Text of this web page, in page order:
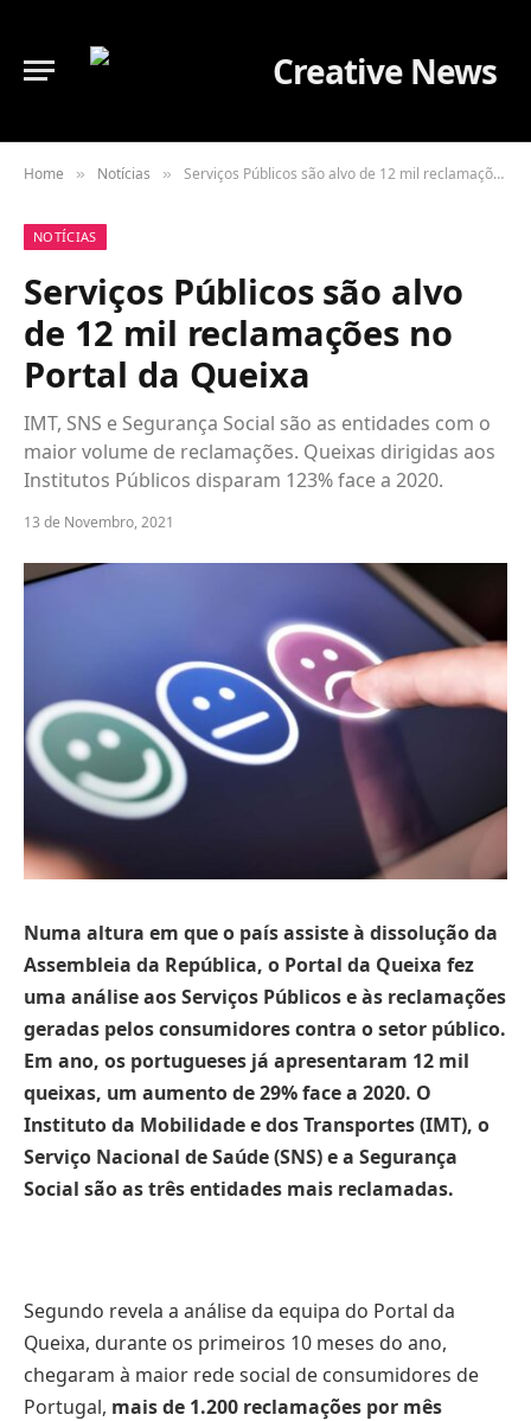
Home » Notícias » Serviços Públicos são alvo de 12 mil reclamações no Portal da Queixa
NOTÍCIAS
Serviços Públicos são alvo
de 12 mil reclamações no
Portal da Queixa
IMT, SNS e Segurança Social são as entidades com o
maior volume de reclamações. Queixas dirigidas aos
Institutos Públicos disparam 123% face a 2020.
13 de Novembro, 2021
Numa altura em que o país assiste à dissolução da
Assembleia da República, o Portal da Queixa fez
uma análise aos Serviços Públicos e às reclamações
geradas pelos consumidores contra o setor público.
Em ano, os portugueses já apresentaram 12 mil
queixas, um aumento de 29% face a 2020. O
Instituto da Mobilidade e dos Transportes (IMT), o
Serviço Nacional de Saúde (SNS) e a Segurança
Social são as três entidades mais reclamadas.
Segundo revela a análise da equipa do Portal da
Queixa, durante os primeiros 10 meses do ano,
chegaram à maior rede social de consumidores de
Portugal, mais de 1.200 reclamações por mês